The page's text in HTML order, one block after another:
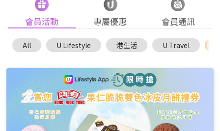
會員活動 專屬優惠 會員通訊
All U Lifestyle 港生活 U Travel